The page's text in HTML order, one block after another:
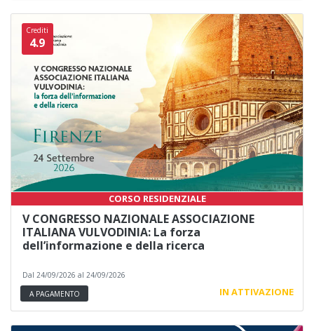
Crediti
4.9
CORSO RESIDENZIALE
V CONGRESSO NAZIONALE ASSOCIAZIONE
ITALIANA VULVODINIA: La forza
dell’informazione e della ricerca
Dal 24/09/2026 al 24/09/2026
A PAGAMENTO
IN ATTIVAZIONE